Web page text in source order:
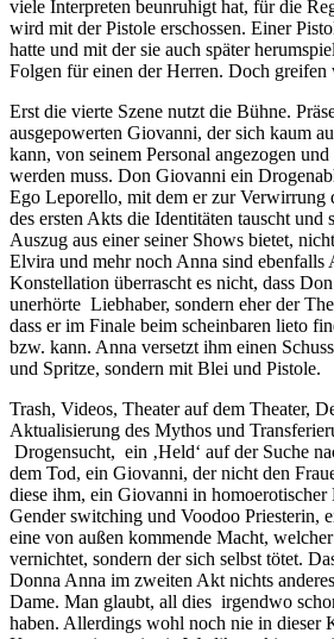
viele Interpreten beunruhigt hat, für die
wird mit der Pistole erschossen. Einer
hatte und mit der sie auch später
Folgen für einen der Herren. Doch
Erst die vierte Szene nutzt die Bühne.
ausgepowerten Giovanni, der sich kaum
kann, von seinem Personal angezogen
werden muss. Don Giovanni ein
Ego Leporello, mit dem er zur Verwirrung
des ersten Akts die Identitäten tauscht und
Auszug aus einer seiner Shows bietet,
Elvira und mehr noch Anna sind ebenfalls
Konstellation überrascht es nicht, dass
unerhörte Liebhaber, sondern eher der
dass er im Finale beim scheinbaren lieto
bzw. kann. Anna versetzt ihm einen
und Spritze, sondern mit Blei und Pistole.
Trash, Videos, Theater auf dem Theater,
Aktualisierung des Mythos und
Drogensucht, ein ‚Held‘ auf der Suche
dem Tod, ein Giovanni, der nicht den
diese ihm, ein Giovanni in
Gender switching und Voodoo Priesterin,
eine von außen kommende Macht,
vernichtet, sondern der sich selbst tötet.
Donna Anna im zweiten Akt nichts
Dame. Man glaubt, all dies irgendwo
haben. Allerdings wohl noch nie in dieser